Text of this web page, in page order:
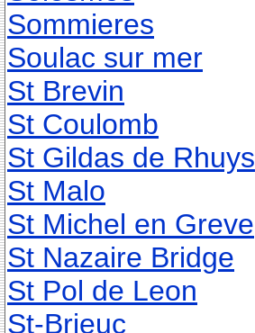
Sommieres
Soulac sur mer
St Brevin
St Coulomb
St Gildas de Rhuys
St Malo
St Michel en Greve
St Nazaire Bridge
St Pol de Leon
St-Brieuc